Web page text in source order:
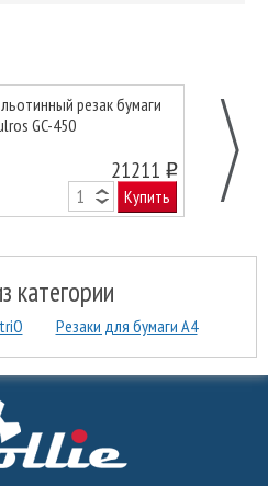
резак бумаги
GC-450
21211 o
Купить
категории
Резаки для бумаги А4